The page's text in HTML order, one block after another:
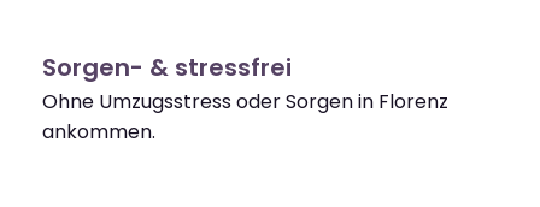
Sorgen- & stressfrei
Ohne Umzugsstress oder Sorgen in Florenz
ankommen.